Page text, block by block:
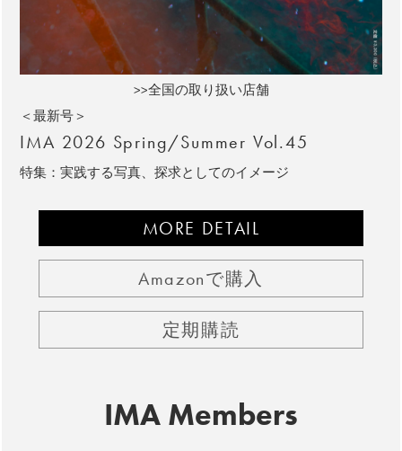
>>全国の取り扱い店舗
＜最新号＞
IMA 2026 Spring/Summer Vol.45
特集：実践する写真、探求としてのイメージ
MORE DETAIL
Amazonで購入
定期購読
IMA Members